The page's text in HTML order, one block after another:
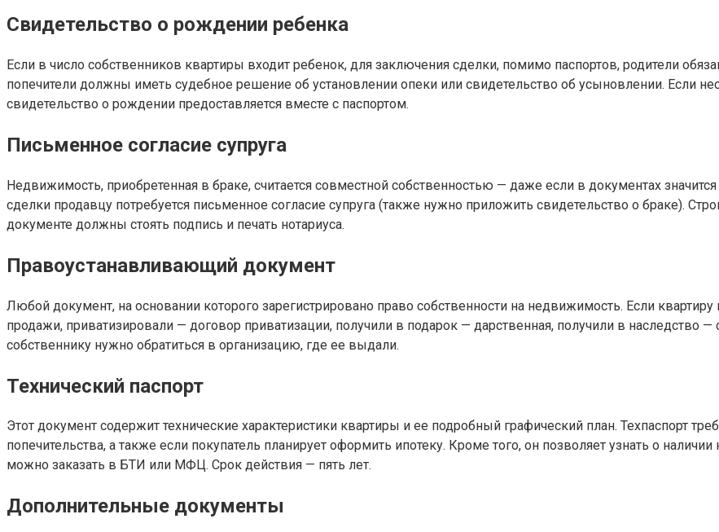
Свидетельство о рождении ребенка
Если в число собственников квартиры входит ребенок, для заключения сделки, помимо паспортов, родители
попечители должны иметь судебное решение об установлении опеки или свидетельство об усыновлении. Если
свидетельство о рождении предоставляется вместе с паспортом.
Письменное согласие супруга
Недвижимость, приобретенная в браке, считается совместной собственностью — даже если в документах
сделки продавцу потребуется письменное согласие супруга (также нужно приложить свидетельство о браке).
документе должны стоять подпись и печать нотариуса.
Правоустанавливающий документ
Любой документ, на основании которого зарегистрировано право собственности на недвижимость. Если
продажи, приватизировали — договор приватизации, получили в подарок — дарственная, получили в наследство —
собственнику нужно обратиться в организацию, где ее выдали.
Технический паспорт
Этот документ содержит технические характеристики квартиры и ее подробный графический план. Техпаспорт
попечительства, а также если покупатель планирует оформить ипотеку. Кроме того, он позволяет узнать о
можно заказать в БТИ или МФЦ. Срок действия — пять лет.
Дополнительные документы